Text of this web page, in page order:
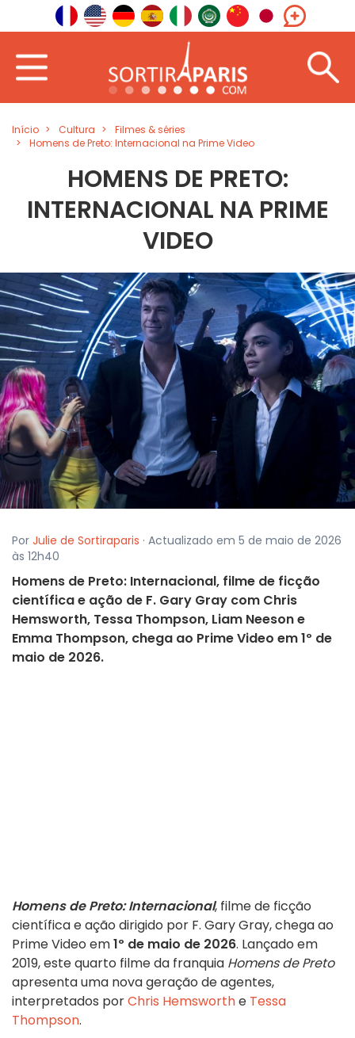
Início Cultura
Filmes & séries
Homens de Preto: Internacional na Prime Video
HOMENS DE PRETO:
INTERNACIONAL NA PRIME
VIDEO
Por Julie de Sortiraparis · Actualizado em 5 de maio de 2026
às 12h40
Homens de Preto: Internacional, filme de ficção
científica e ação de F. Gary Gray com Chris
Hemsworth, Tessa Thompson, Liam Neeson e
Emma Thompson, chega ao Prime Video em 1º de
maio de 2026.
Homens de Preto: Internacional, filme de ficção
científica e ação dirigido por F. Gary Gray, chega ao
Prime Video em1º de maio de 2026. Lançado em
2019, este quarto filme da franquia Homens de Preto
apresenta uma nova geração de agentes,
interpretados porChris Hemsworthe Tessa
Thompson.